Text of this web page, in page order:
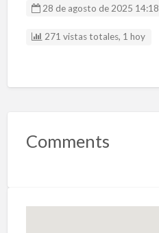
28 de agosto de 2025 14:18
271 vistas totales, 1 hoy
Comments